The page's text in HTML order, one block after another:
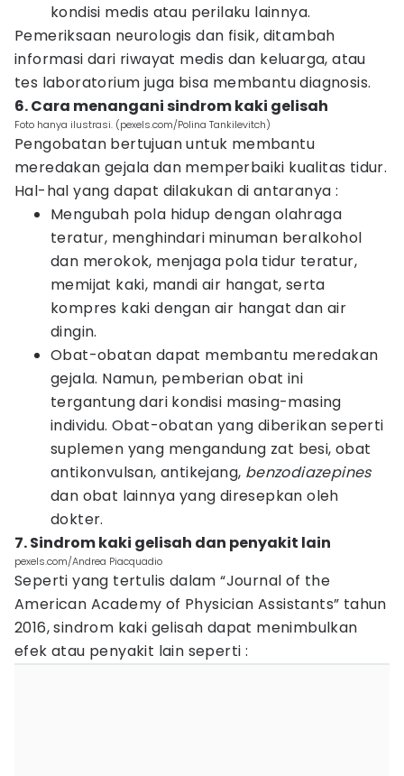
kondisi medis atau perilaku lainnya.
Pemeriksaan neurologis dan fisik, ditambah
informasi dari riwayat medis dan keluarga, atau
tes laboratorium juga bisa membantu diagnosis.
6. Cara menangani sindrom kaki gelisah
Foto hanya ilustrasi. (pexels.com/Polina Tankilevitch)
Pengobatan bertujuan untuk membantu
meredakan gejala dan memperbaiki kualitas tidur.
Hal-hal yang dapat dilakukan di antaranya :
Mengubah pola hidup dengan olahraga
teratur, menghindari minuman beralkohol
dan merokok, menjaga pola tidur teratur,
memijat kaki, mandi air hangat, serta
kompres kaki dengan air hangat dan air
dingin.
Obat-obatan dapat membantu meredakan
gejala. Namun, pemberian obat ini
tergantung dari kondisi masing-masing
individu. Obat-obatan yang diberikan seperti
suplemen yang mengandung zat besi, obat
antikonvulsan, antikejang, benzodiazepines
dan obat lainnya yang diresepkan oleh
dokter.
7. Sindrom kaki gelisah dan penyakit lain
pexels.com/Andrea Piacquadio
Seperti yang tertulis dalam “Journal of the
American Academy of Physician Assistants” tahun
2016, sindrom kaki gelisah dapat menimbulkan
efek atau penyakit lain seperti :